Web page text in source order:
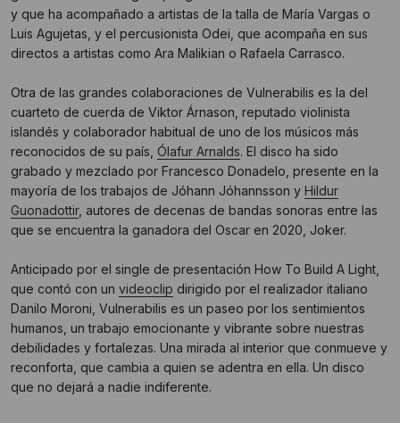
y que ha acompañado a artistas de la talla de María Vargas o
Luis Agujetas, y el percusionista Odei, que acompaña en sus
directos a artistas como Ara Malikian o Rafaela Carrasco.
Otra de las grandes colaboraciones de Vulnerabilis es la del
cuarteto de cuerda de Viktor Árnason, reputado violinista
islandés y colaborador habitual de uno de los músicos más
reconocidos de su país, Ólafur Arnalds. El disco ha sido
grabado y mezclado por Francesco Donadelo, presente en la
mayoría de los trabajos de Jóhann Jóhannsson y Hildur
Guonadottir, autores de decenas de bandas sonoras entre las
que se encuentra la ganadora del Oscar en 2020, Joker.
Anticipado por el single de presentación How To Build A Light,
que contó con un videoclip dirigido por el realizador italiano
Danilo Moroni, Vulnerabilis es un paseo por los sentimientos
humanos, un trabajo emocionante y vibrante sobre nuestras
debilidades y fortalezas. Una mirada al interior que conmueve y
reconforta, que cambia a quien se adentra en ella. Un disco
que no dejará a nadie indiferente.